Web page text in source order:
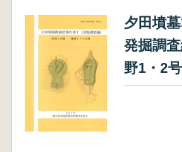
夕田墳
発掘調
野1・2